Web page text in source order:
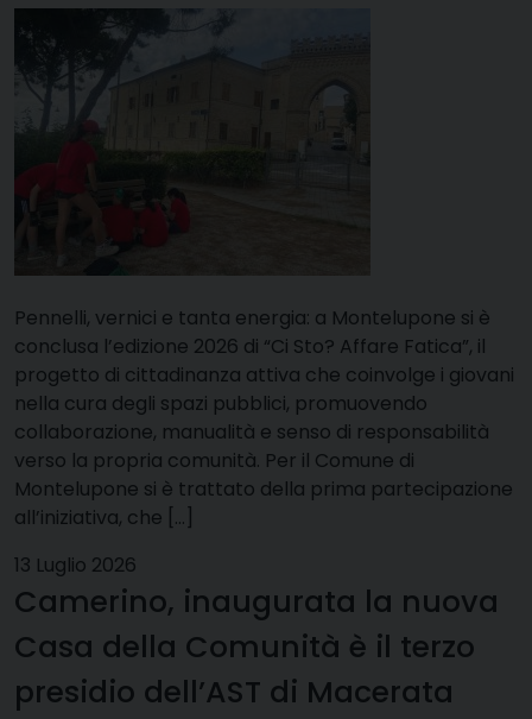
Pennelli, vernici e tanta energia: a Montelupone si è
conclusa l’edizione 2026 di “Ci Sto? Affare Fatica”, il
progetto di cittadinanza attiva che coinvolge i giovani
nella cura degli spazi pubblici, promuovendo
collaborazione, manualità e senso di responsabilità
verso la propria comunità. Per il Comune di
Montelupone si è trattato della prima partecipazione
all’iniziativa, che […]
13 Luglio 2026
Camerino, inaugurata la nuova
Casa della Comunità è il terzo
presidio dell’AST di Macerata